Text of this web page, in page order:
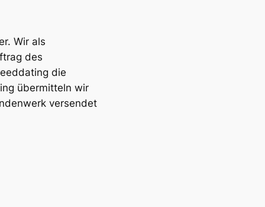
Wir als
des
die
übermitteln wir
versendet